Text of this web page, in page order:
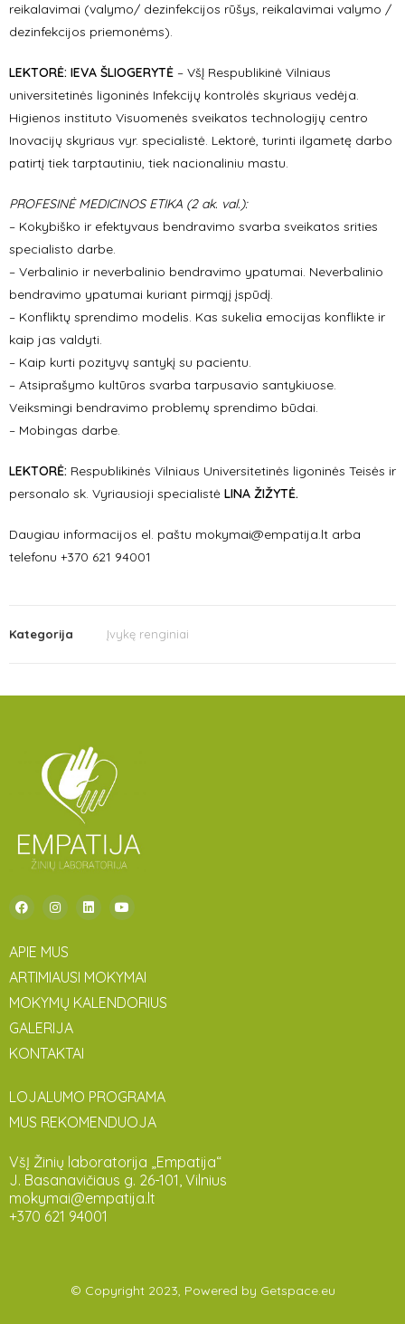
reikalavimai (valymo/ dezinfekcijos rūšys, reikalavimai valymo /
dezinfekcijos priemonėms).
LEKTORĖ: IEVA ŠLIOGERYTĖ – VšĮ Respublikinė Vilniaus
universitetinės ligoninės Infekcijų kontrolės skyriaus vedėja.
Higienos instituto Visuomenės sveikatos technologijų centro
Inovacijų skyriaus vyr. specialistė. Lektorė, turinti ilgametę darbo
patirtį tiek tarptautiniu, tiek nacionaliniu mastu.
PROFESINĖ MEDICINOS ETIKA (2 ak. val.):
– Kokybiško ir efektyvaus bendravimo svarba sveikatos srities
specialisto darbe.
– Verbalinio ir neverbalinio bendravimo ypatumai. Neverbalinio
bendravimo ypatumai kuriant pirmąjį įspūdį.
– Konfliktų sprendimo modelis. Kas sukelia emocijas konflikte ir
kaip jas valdyti.
– Kaip kurti pozityvų santykį su pacientu.
– Atsiprašymo kultūros svarba tarpusavio santykiuose.
Veiksmingi bendravimo problemų sprendimo būdai.
– Mobingas darbe.
LEKTORĖ: Respublikinės Vilniaus Universitetinės ligoninės Teisės ir
personalo sk. Vyriausioji specialistė LINA ŽIŽYTĖ.
Daugiau informacijos el. paštu mokymai@empatija.lt arba
telefonu +370 621 94001
Kategorija Įvykę renginiai
APIE MUS
ARTIMIAUSI MOKYMAI
MOKYMŲ KALENDORIUS
GALERIJA
KONTAKTAI
LOJALUMO PROGRAMA
MUS REKOMENDUOJA
VšĮ Žinių laboratorija „Empatija“
J. Basanavičiaus g. 26-101, Vilnius
mokymai@empatija.lt
+370 621 94001
© Copyright 2023, Powered by Getspace.eu